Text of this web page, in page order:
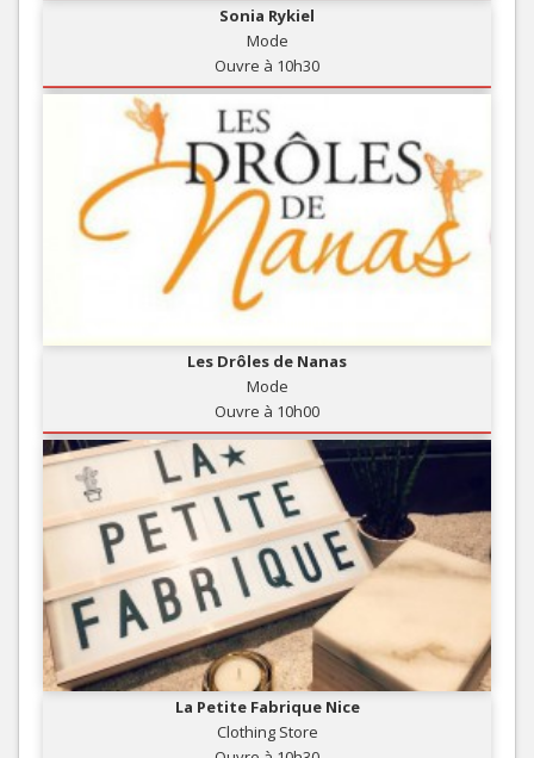
Sonia Rykiel
Mode
Ouvre à 10h30
Les Drôles de Nanas
Mode
Ouvre à 10h00
La Petite Fabrique Nice
Clothing Store